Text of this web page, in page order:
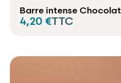
Barre intense Chocolat
4,20 €TTC